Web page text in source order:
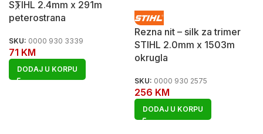
STIHL 2.4mm x 291m
peterostrana
SKU: 0000 930 3339
71 KM
DODAJ U KORPU
Rezna nit – silk za trimer
STIHL 2.0mm x 1503m
okrugla
SKU: 0000 930 2575
256 KM
DODAJ U KORPU